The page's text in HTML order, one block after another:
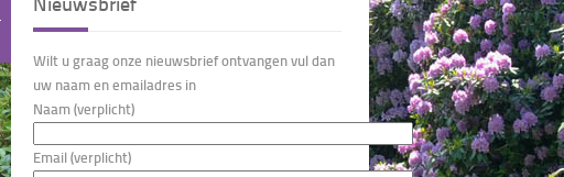
Wilt u graag onze nieuwsbrief ontvangen vul dan
uw naam en emailadres in
Naam (verplicht)
Email (verplicht)